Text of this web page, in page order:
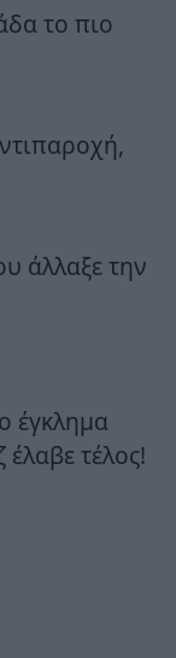
το πιο
άλλαξε την
έγκλημα
τέλος!